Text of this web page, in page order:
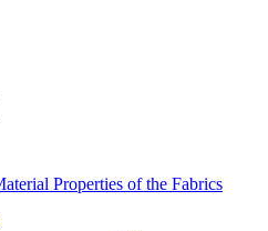
Properties of the Fabrics